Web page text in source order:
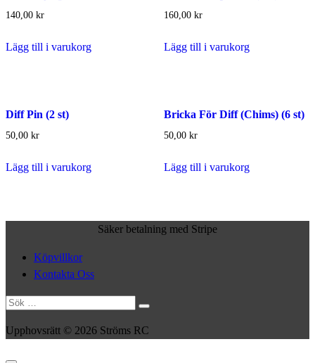
140,00 kr
Lägg till i varukorg
160,00 kr
Lägg till i varukorg
Diff Pin (2 st)
50,00 kr
Lägg till i varukorg
Bricka För Diff (Chims) (6 st)
50,00 kr
Lägg till i varukorg
Säker betalning med Stripe
Köpvillkor
Kontakta Oss
Sök
Upphovsrätt © 2026 Ströms RC